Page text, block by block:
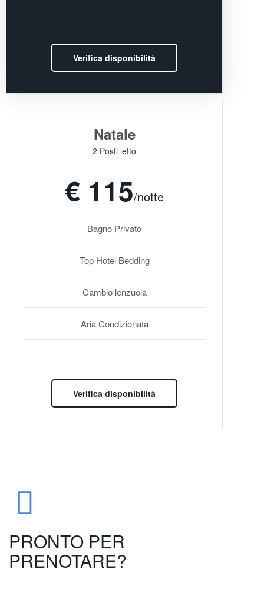
Verifica disponibilità
Natale
2 Posti letto
€ 115/notte
Bagno Privato
Top Hotel Bedding
Cambio lenzuola
Aria Condizionata
Verifica disponibilità
PRONTO PER
PRENOTARE?